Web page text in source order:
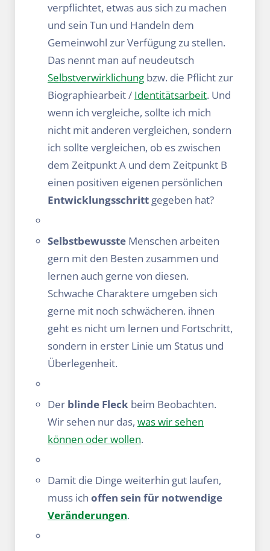
verpflichtet, etwas aus sich zu machen
und sein Tun und Handeln dem
Gemeinwohl zur Verfügung zu stellen.
Das nennt man auf neudeutsch
Selbstverwirklichung bzw. die Pflicht zur
Biographiearbeit / Identitätsarbeit. Und
wenn ich vergleiche, sollte ich mich
nicht mit anderen vergleichen, sondern
ich sollte vergleichen, ob es zwischen
dem Zeitpunkt A und dem Zeitpunkt B
einen positiven eigenen persönlichen
Entwicklungsschritt gegeben hat?
Selbstbewusste Menschen arbeiten
gern mit den Besten zusammen und
lernen auch gerne von diesen.
Schwache Charaktere umgeben sich
gerne mit noch schwächeren. ihnen
geht es nicht um lernen und Fortschritt,
sondern in erster Linie um Status und
Überlegenheit.
Der blinde Fleck beim Beobachten.
Wir sehen nur das, was wir sehen
können oder wollen.
Damit die Dinge weiterhin gut laufen,
muss ich offen sein für notwendige
Veränderungen.